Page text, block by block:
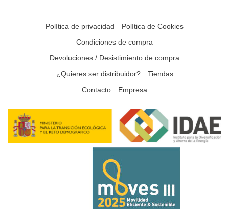
Política de privacidad
Política de Cookies
Condiciones de compra
Devoluciones / Desistimiento de compra
¿Quieres ser distribuidor?
Tiendas
Contacto
Empresa